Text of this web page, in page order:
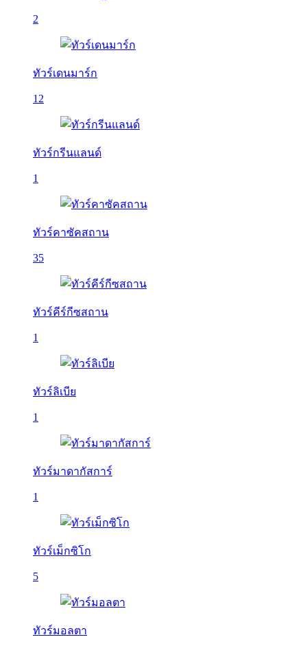
2
ทัวร์เดนมาร์ก
12
ทัวร์กรีนแลนด์
1
ทัวร์คาซัคสถาน
35
ทัวร์คีร์กีซสถาน
1
ทัวร์ลิเบีย
1
ทัวร์มาดากัสการ์
1
ทัวร์เม็กซิโก
5
ทัวร์มอลตา